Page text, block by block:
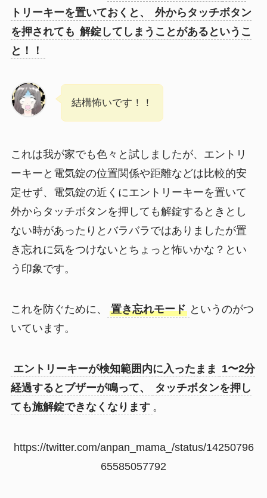
トリーキーを置いておくと、
外からタッチボタン
を押されても 解錠してしまうことがあるというこ
と！！
結構怖いです！！
これは我が家でも色々と試しましたが、エントリ
ーキーと電気錠の位置関係や距離などは比較的安
定せず、電気錠の近くにエントリーキーを置いて
外からタッチボタンを押しても解錠するときとし
ない時があったりとバラバラではありましたが置
き忘れに気をつけないとちょっと怖いかな？とい
う印象です。
これを防ぐために、 置き忘れモード というのがつ
いています。
エントリーキーが検知範囲内に入ったまま 1〜2分
経過するとブザーが鳴って、
タッチボタンを押し
ても施解錠できなくなります 。
https://twitter.com/anpan_mama_/status/14250796
65585057792